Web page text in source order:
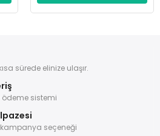
sürede elinize ulaşır.
ödeme sistemi
seçeneği